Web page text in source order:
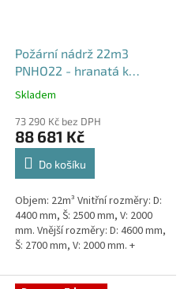
Požární nádrž 22m3
PNHO22 - hranatá k
obetonování
Průměrné
produktu
je
5,0
hvězdiček.
Skladem
73 290 Kč bez DPH
88 681 Kč
Do košíku
Objem: 22m³ Vnitřní rozměry: D:
4400 mm, Š: 2500 mm, V: 2000
mm. Vnější rozměry: D: 4600 mm,
Š: 2700 mm, V: 2000 mm. +
týdny od objednávky....